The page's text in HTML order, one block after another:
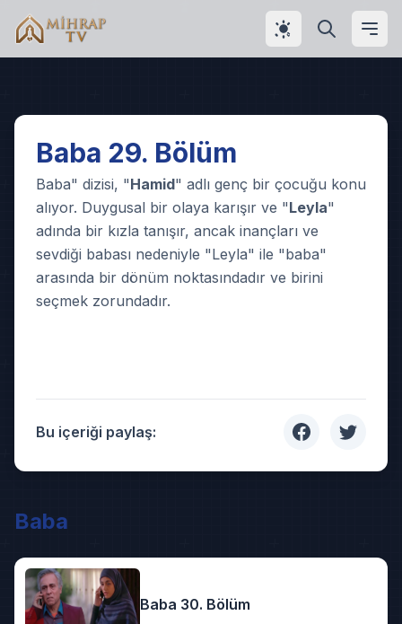
Play
Video
Baba 29. Bölüm
Baba" dizisi, "Hamid" adlı genç bir çocuğu konu
alıyor. Duygusal bir olaya karışır ve "Leyla"
adında bir kızla tanışır, ancak inançları ve
sevdiği babası nedeniyle "Leyla" ile "baba"
arasında bir dönüm noktasındadır ve birini
seçmek zorundadır.
Bu içeriği paylaş:
Baba
Baba 30. Bölüm